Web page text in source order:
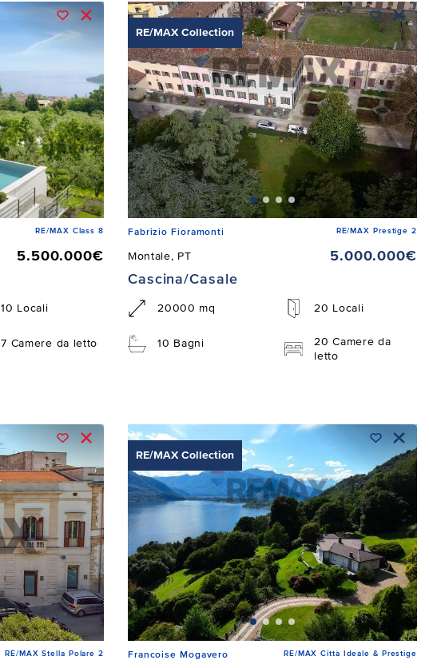
RE/MAX Class 8
5.500.000€
10 Locali
7 Camere da letto
RE/MAX Collection
Fabrizio Fioramonti RE/MAX Prestige 2
Montale, PT
5.000.000€
Cascina/Casale
20000 mq 20 Locali
10 Bagni
20 Camere da
letto
RE/MAX Stella Polare 2
RE/MAX Collection
Francoise Mogavero RE/MAX Città Ideale & Prestige